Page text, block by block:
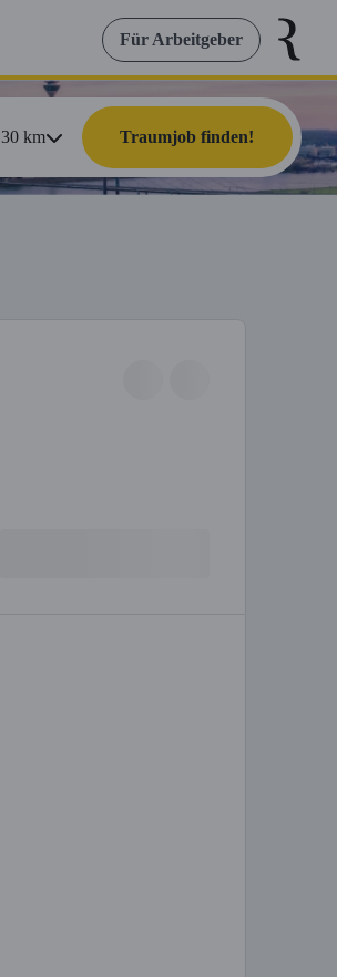
Für Arbeitgeber
30km Traumjob finden!